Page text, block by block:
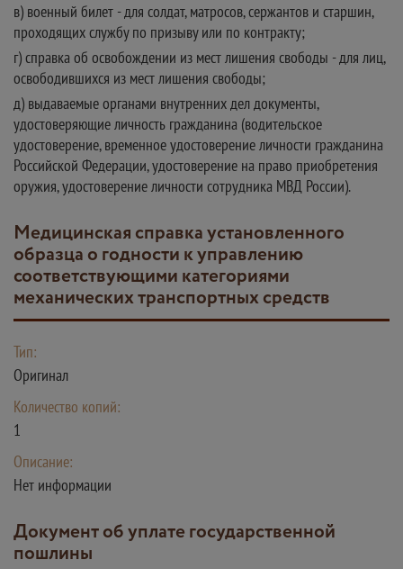
в) военный билет - для солдат, матросов, сержантов и старшин,
проходящих службу по призыву или по контракту;
г) справка об освобождении из мест лишения свободы - для лиц,
освободившихся из мест лишения свободы;
д) выдаваемые органами внутренних дел документы,
удостоверяющие личность гражданина (водительское
удостоверение, временное удостоверение личности гражданина
Российской Федерации, удостоверение на право приобретения
оружия, удостоверение личности сотрудника МВД России).
Медицинская справка установленного
образца о годности к управлению
соответствующими категориями
механических транспортных средств
Тип:
Оригинал
Количество копий:
1
Описание:
Нет информации
Документ об уплате государственной
пошлины